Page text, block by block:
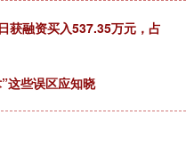
获融资买入537.35万元，占
这些误区应知晓